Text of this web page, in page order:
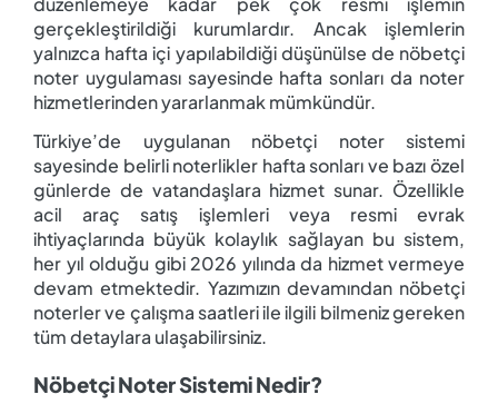
gerçekleştirildiği kurumlardır. Ancak işlemlerin
yalnızca hafta içi yapılabildiği düşünülse de nöbetçi
noter uygulaması sayesinde hafta sonları da noter
hizmetlerinden yararlanmak mümkündür.
Türkiye’de uygulanan nöbetçi noter sistemi
sayesinde belirli noterlikler hafta sonları ve bazı özel
günlerde de vatandaşlara hizmet sunar. Özellikle
acil araç satış işlemleri veya resmi evrak
ihtiyaçlarında büyük kolaylık sağlayan bu sistem,
her yıl olduğu gibi 2026 yılında da hizmet vermeye
devam etmektedir. Yazımızın devamından nöbetçi
noterler ve çalışma saatleri ile ilgili bilmeniz gereken
tüm detaylara ulaşabilirsiniz.
Nöbetçi Noter Sistemi Nedir?